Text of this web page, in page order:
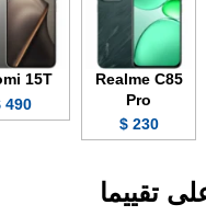
Realme C85
Pro
230 $
15T
490 $
تقييما